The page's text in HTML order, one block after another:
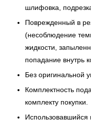
шлифовка,
Поврежденный в
(несоблюдение
жидкости,
попадание внутрь
Без оригинальной
Комплектность
комплекту покупки.